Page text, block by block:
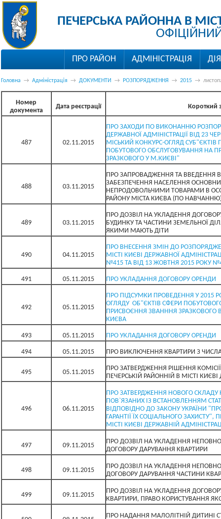
ПЕЧЕРСЬКА РАЙОННА В
ПРО РАЙОН АДМІНІСТРАЦІЯ
Головна → Адміністрація → ДОКУМЕНТИ → РОЗПОРЯДЖЕННЯ → 2015→
Номер
документа
Дата реєстрації Короткий
487 02.11.2015
ПРО ЗАХОДИ ПО ВИКОНАННЮ
ДЕРЖАВНОЇ АДМІНІСТРАЦІЇ ВІД 23
МІСЬКИЙ КОНКУРС-ОГЛЯД
ПОБУТОВОГО ОБСЛУГОВУВАННЯ НА
ЗРАЗКОВОГО У М.КИЄВІ"
488 03.11.2015
ПРО ЗАПРОВАДЖЕННЯ ТА ВВЕДЕННЯ
ЗАБЕЗПЕЧЕННЯ НАСЕЛЕННЯ
НЕПРОДОВОЛЬЧИМИ ТОВАРАМИ В
РАЙОНУ МІСТА КИЄВА (ПО
489 03.11.2015
ПРО ДОЗВІЛ НА УКЛАДЕННЯ
БУДИНКУ ТА ЧАСТИНИ ЗЕМЕЛЬНОЇ
ЯКИМИ МАЮТЬ ДІТИ
490 04.11.2015
ПРО ВНЕСЕННЯ ЗМІН ДО
МІСТІ КИЄВІ ДЕРЖАВНОЇ
№415 ТА ВІД 13 ЖОВТНЯ 2015 РОКУ
491 05.11.2015 ПРО УКЛАДАННЯ ДОГОВОРУ ОРЕНДИ
492 05.11.2015
ПРО ПІДСУМКИ ПРОВЕДЕННЯ У 2015
ОГЛЯДУ ОБ"ЄКТІВ СФЕРИ
ПРИСВОЄННЯ ЗВАНННЯ ЗРАЗКОВОГО
КИЄВА
493 05.11.2015 ПРО УКЛАДАННЯ ДОГОВОРУ ОРЕНДИ
494 05.11.2015 ПРО ВИКЛЮЧЕННЯ КВАРТИРИ З
495 05.11.2015
ПРО ЗАТВЕРДЖЕННЯ РІШЕННЯ
ПЕЧЕРСЬКІЙ РАЙОННІЙ В МІСТІ
496 06.11.2015
ПРО ЗАТВЕРДЖЕННЯ НОВОГО СКЛАДУ
ПОВ`ЯЗАНИХ ІЗ ВСТАНОВЛЕННЯМ
ВІДПОВІДНО ДО ЗАКОНУ УКРАЇНИ
ГАРАНТІЇ ЇХ СОЦІАЛЬНОГО ЗАХИСТУ",
МІСТІ КИЄВІ ДЕРЖАВНІЙ
497 09.11.2015
ПРО ДОЗВІЛ НА УКЛАДЕННЯ
ДОГОВОРУ ДАРУВАННЯ КВАРТИРИ
498 09.11.2015
ПРО ДОЗВІЛ НА УКЛАДЕННЯ
ДОГОВОРУ ДАРУВАННЯ ЧАСТИНИ
499 09.11.2015
ПРО ДОЗВІЛ НА УКЛАДЕННЯ
КВАРТИРИ, ПРАВО КОРИСТУВАННЯ
ПРО НАДАННЯ МАЛОЛІТНІЙ ДИТИНІ